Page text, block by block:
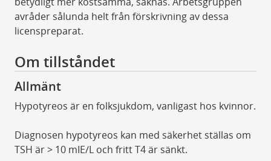
avråder sålunda helt från förskrivning av dessa
licenspreparat.
Om tillståndet
Allmänt
Hypotyreos är en folksjukdom, vanligast hos kvinnor.
Diagnosen hypotyreos kan med säkerhet ställas om
TSH är > 10 mIE/L och fritt T4 är sänkt.